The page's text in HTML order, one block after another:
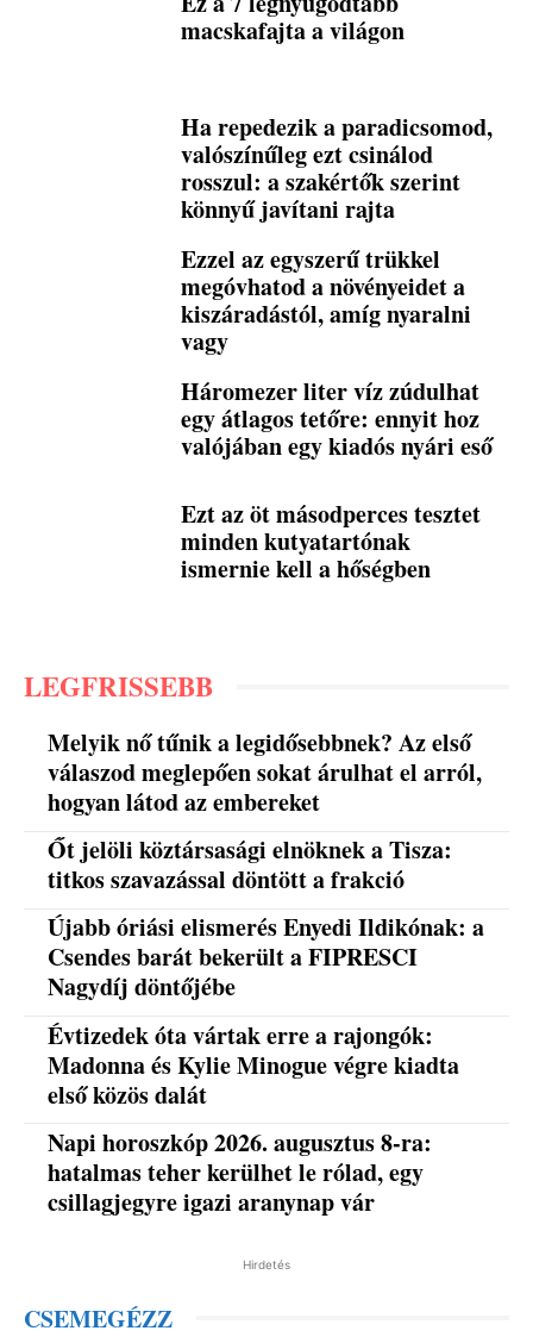
macskafajta a világon
Ha repedezik a paradicsomod,
valószínűleg ezt csinálod
rosszul: a szakértők szerint
könnyű javítani rajta
Ezzel az egyszerű trükkel
megóvhatod a növényeidet a
kiszáradástól, amíg nyaralni
vagy
Háromezer liter víz zúdulhat
egy átlagos tetőre: ennyit hoz
valójában egy kiadós nyári eső
Ezt az öt másodperces tesztet
minden kutyatartónak
ismernie kell a hőségben
LEGFRISSEBB
Melyik nő tűnik a legidősebbnek? Az első
válaszod meglepően sokat árulhat el arról,
hogyan látod az embereket
Őt jelöli köztársasági elnöknek a Tisza:
titkos szavazással döntött a frakció
Újabb óriási elismerés Enyedi Ildikónak: a
Csendes barát bekerült a FIPRESCI
Nagydíj döntőjébe
Évtizedek óta vártak erre a rajongók:
Madonna és Kylie Minogue végre kiadta
első közös dalát
Napi horoszkóp 2026. augusztus 8-ra:
hatalmas teher kerülhet le rólad, egy
csillagjegyre igazi aranynap vár
Hirdetés
CSEMEGÉZZ